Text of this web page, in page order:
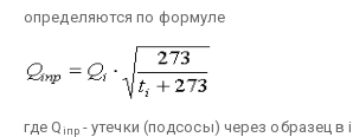
определяются по формуле
где Qiпр- утечки (подсосы) через образец в